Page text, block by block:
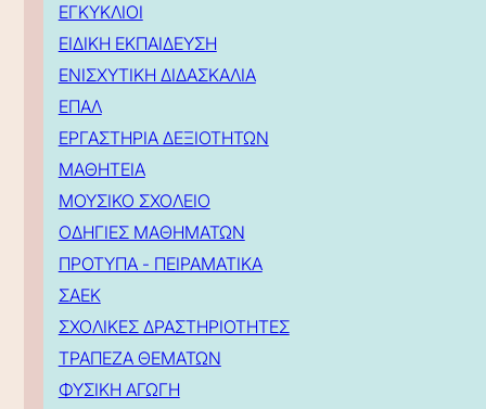
ΕΓΚΥΚΛΙΟΙ
ΕΙΔΙΚΗ ΕΚΠΑΙΔΕΥΣΗ
ΕΝΙΣΧΥΤΙΚΗ ΔΙΔΑΣΚΑΛΙΑ
ΕΠΑΛ
ΕΡΓΑΣΤΗΡΙΑ ΔΕΞΙΟΤΗΤΩΝ
ΜΑΘΗΤΕΙΑ
ΜΟΥΣΙΚΟ ΣΧΟΛΕΙΟ
ΟΔΗΓΙΕΣ ΜΑΘΗΜΑΤΩΝ
ΠΡΟΤΥΠΑ - ΠΕΙΡΑΜΑΤΙΚΑ
ΣΑΕΚ
ΣΧΟΛΙΚΕΣ ΔΡΑΣΤΗΡΙΟΤΗΤΕΣ
ΤΡΑΠΕΖΑ ΘΕΜΑΤΩΝ
ΦΥΣΙΚΗ ΑΓΩΓΗ